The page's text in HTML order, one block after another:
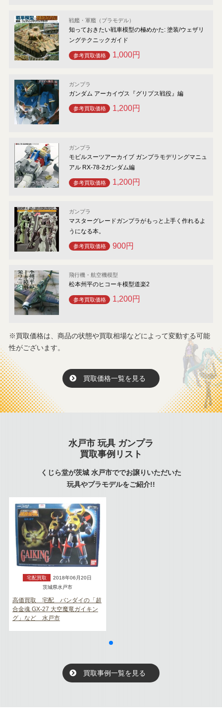
戦艦・軍艦（プラモデル）
知っておきたい戦車模型の極めかた: 塗装/ウェザリ
ングテクニックガイド
参考買取価格 1,000円
ガンプラ
ガンダム アーカイヴス『グリプス戦役』編
参考買取価格 1,200円
ガンプラ
モビルスーツアーカイブ ガンプラモデリングマニュ
アル RX-78-2ガンダム編
参考買取価格 1,200円
ガンプラ
マスターグレードガンプラがもっと上手く作れるよ
うになる本。
参考買取価格 900円
飛行機・航空機模型
松本州平のヒコーキ模型道楽2
参考買取価格 1,200円
※買取価格は、商品の状態や買取相場などによって変動する可能
性がございます。
買取価格一覧を見る
水戸市 玩具 ガンプラ
買取事例リスト
くじら堂が茨城 水戸市ででお譲りいただいた
玩具やプラモデルをご紹介!!
宅配買取
2018年06月20日
茨城県水戸市
高価買取 宅配 バンダイの「超
合金魂 GX-27 大空魔竜ガイキン
グ」など 水戸市
買取事例一覧を見る